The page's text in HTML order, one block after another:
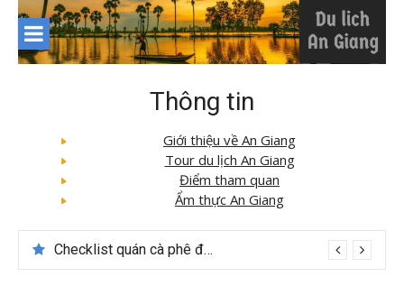
Skip
content
Thông tin
Giới thiệu về An Giang
Tour du lịch An Giang
Điểm tham quan
Ẩm thực An Giang
Checklist quán cà phê đẹp dịp 2/9 ở Đà Lạt nên ghé